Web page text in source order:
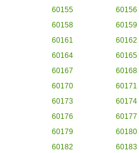
60155
60156
60158
60159
60161
60162
60164
60165
60167
60168
60170
60171
60173
60174
60176
60177
60179
60180
60182
60183